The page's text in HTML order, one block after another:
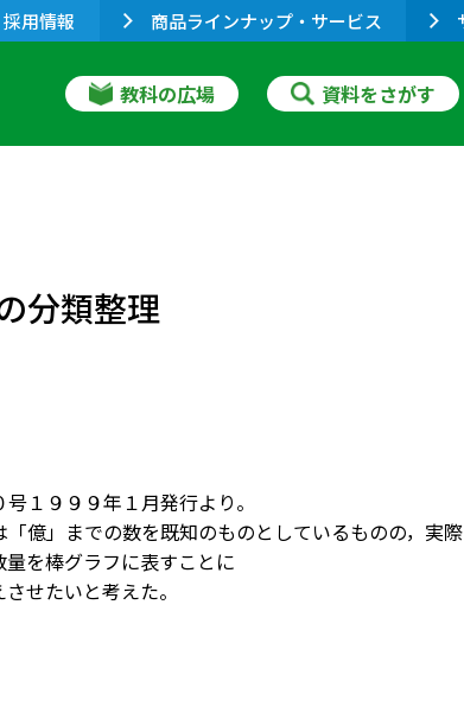
用情報 商品ラインナップ・サービス
教科の広場 資料をさがす
分類整理
１９９９年１月発行より。
億」までの数を既知のものとしているものの，実
を棒グラフに表すことに
せたいと考えた。